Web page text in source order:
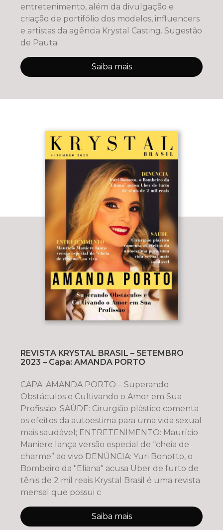
entretenimento, além da divulgação e
criação de portifólio dos modelos, influencers
e artistas da agência Krystal Casting. Sugestão
de Pauta:
Saiba mais
REVISTA KRYSTAL BRASIL – SETEMBRO
2023 – Capa: AMANDA PORTO
CAPA: AMANDA PORTO – Superando
Obstáculos e Cultivando o Amor em Sua
Profissão; SAÚDE: Cirurgião plástico comenta
os efeitos da autoestima para uma vida sexual
mais saudável; ENTRETENIMENTO: Maurício
Maniere lança versão especial de “cheia de
charme” ao vivo DENÚNCIA: Yuri Bonotto, o
Bombeiro da "Eliana" acusa Uber de furto de
tênis de 2 mil reais Krystal Brasil é uma revista
mensal que possui c
Saiba mais